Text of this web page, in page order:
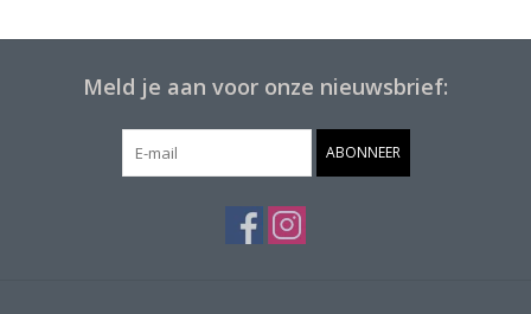
Meld je aan voor onze nieuwsbrief:
ABONNEER